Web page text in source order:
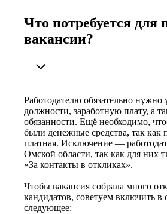
Что потребуется для
вакансии?
Работодателю обязательно нужно
должности, заработную плату, а
обязанности. Ещё необходимо,
были денежные средства, так как
платная. Исключение —
Омской области, так как для них
«За контакты в откликах».
Чтобы вакансия собрала много
кандидатов, советуем включить в
следующее: